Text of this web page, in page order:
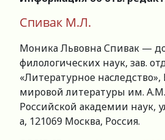
Спивак М.Л.
Моника Львовна Спивак —
филологических наук, зав.
«Литературное
мировой литературы им. А.М.
Российской академии наук,
а, 121069 Москва, Россия.